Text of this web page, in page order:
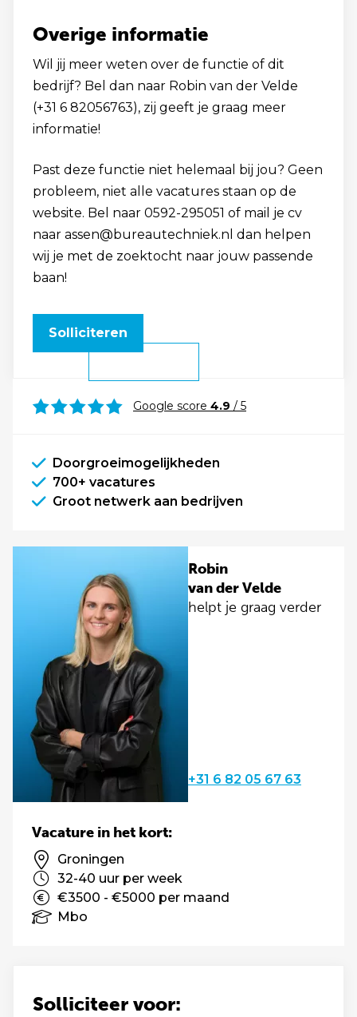
Overige informatie
Wil jij meer weten over de functie of dit
bedrijf? Bel dan naar Robin van der Velde
(+31 6 82056763), zij geeft je graag meer
informatie!
Past deze functie niet helemaal bij jou? Geen
probleem, niet alle vacatures staan op de
website. Bel naar 0592-295051 of mail je cv
naar assen@bureautechniek.nl dan helpen
wij je met de zoektocht naar jouw passende
baan!
Solliciteren
Google score 4.9 / 5
Doorgroeimogelijkheden
700+ vacatures
Groot netwerk aan bedrijven
Robin
van der Velde
helpt je graag verder
+31 6 82 05 67 63
Solliciteer voor:
Vacature in het kort:
Groningen
32-40 uur per week
€3500 - €5000 per maand
Mbo